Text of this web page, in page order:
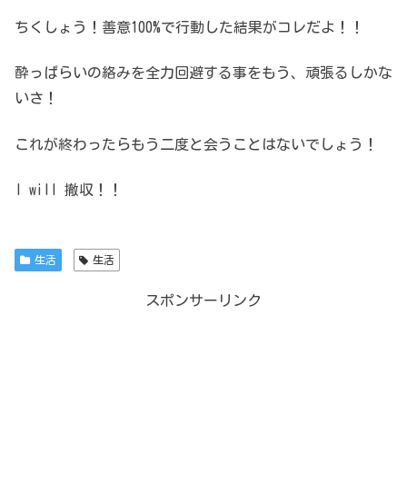
ちくしょう！善意100%で行動した結果がコレだよ！！
酔っぱらいの絡みを全力回避する事をもう、頑張るしかな
いさ！
これが終わったらもう二度と会うことはないでしょう！
I will 撤収！！
生活 生活
スポンサーリンク